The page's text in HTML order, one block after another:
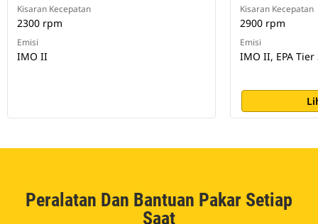
Kisaran Kecepatan
2300 rpm
Emisi
IMO II
Kisaran Kecepatan
2900 rpm
Emisi
IMO II, EPA
Peralatan Dan Bantuan Pakar Setiap
Saat